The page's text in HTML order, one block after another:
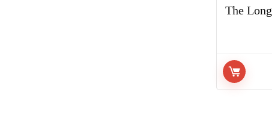
اکانت قانونی بازی The Long